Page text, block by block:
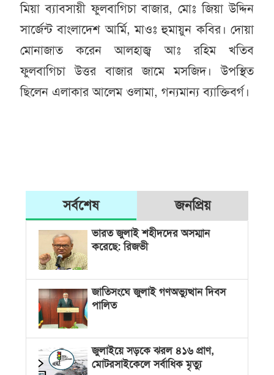
মিয়া ব্যাবসায়ী ফুলবাগিচা বাজার, মোঃ জিয়া উদ্দিন
সার্জেন্ট বাংলাদেশ আর্মি, মাওঃ হুমায়ুন কবির। দোয়া
মোনাজাত করেন আলহাজ্ব আঃ রহিম খতিব
ফুলবাগিচা উত্তর বাজার জামে মসজিদ। উপস্থিত
ছিলেন এলাকার আলেম ওলামা, গন্যমান্য ব্যাক্তিবর্গ।
সর্বশেষ জনপ্রিয়
ভারত জুলাই শহীদদের অসম্মান
করেছে: রিজভী
জাতিসংঘে জুলাই গণঅভ্যুত্থান দিবস
পালিত
জুলাইয়ে সড়কে ঝরল ৪১৬ প্রাণ,
মোটরসাইকেলে সর্বাধিক মৃত্যু